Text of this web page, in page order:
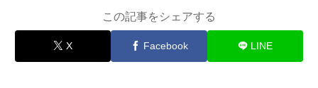
この記事をシェアする
X Facebook LINE